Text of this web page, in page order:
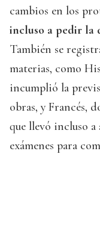
cambios en los
incluso a pedir la
También se
materias, como
incumplió la
obras, y Francés,
que llevó incluso
exámenes para